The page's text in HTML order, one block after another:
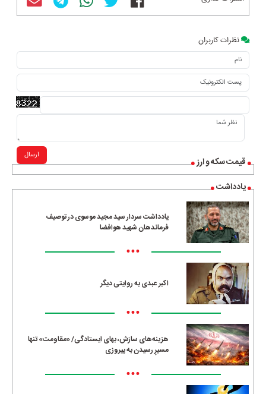
قیمت سکه و ارز
یادداشت
یادداشت سردار سید مجید موسوی در توصیف
فرماندهان شهید هوافضا
•••
اکبر عبدی به روایتی دیگر
•••
هزینه‌های سازش، بهای ایستادگی/ «مقاومت» تنها
مسیرِ رسیدن به پیروزی
•••
نظرات کاربران
ارسال